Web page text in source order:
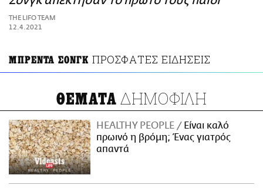
ΑΜΠΑ
PRINT
THE LIFO TEAM
12.4.2021
ΜΠΡΕΝΤΑ ΣΟΝΓΚ ΠΡΟΣΦΑΤΕΣ ΕΙΔΗΣΕΙΣ
ΘΕΜΑΤΑ ΔΗΜΟΦΙΛΗ
HEALTHY PEOPLE
Είναι καλό
πρωινό η βρόμη; Ένας γιατρός
απαντά